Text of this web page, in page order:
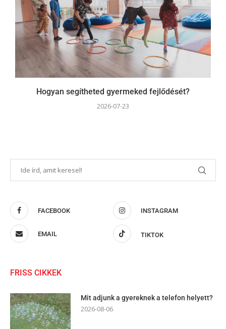
Hogyan segítheted gyermeked fejlődését?
2026-07-23
FACEBOOK INSTAGRAM
EMAIL TIKTOK
FRISS CIKKEK
Mit adjunk a gyereknek a telefon helyett?
2026-08-06